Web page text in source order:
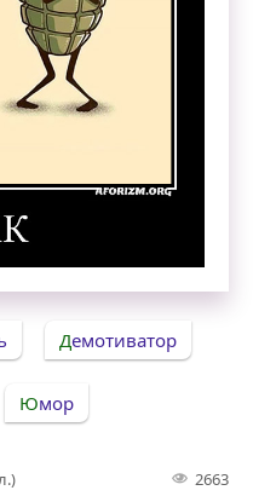
Демотиватор
Юмор
2663